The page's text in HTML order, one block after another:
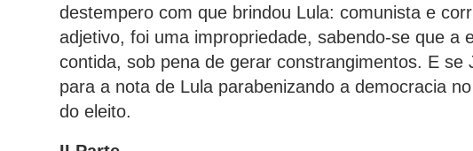
destempero com que brindou Lula: comunista e
adjetivo, foi uma impropriedade, sabendo-se que a
contida, sob pena de gerar constrangimentos. E se
para a nota de Lula parabenizando a democracia
do eleito.